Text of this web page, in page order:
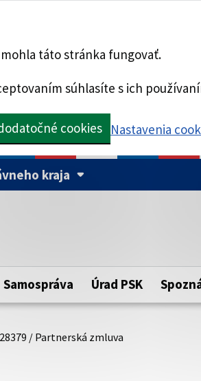
táto stránka fungovať.
súhlasíte s ich
cookies Nastavenia
kraja
samosprávneho kraja.
Samospráva Úrad PSK
28379 / Partnerská zmluva